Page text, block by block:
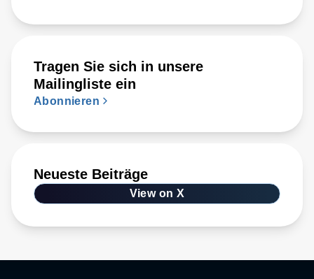
Tragen Sie sich in unsere
Mailingliste ein
Abonnieren
Neueste Beiträge
View on X